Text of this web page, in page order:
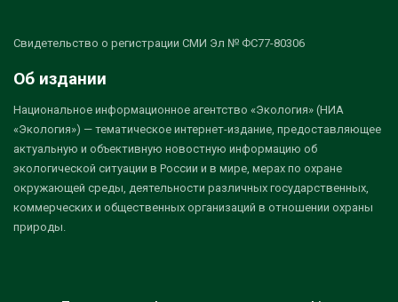
Свидетельство о регистрации СМИ Эл № ФС77-80306
Об издании
Национальное информационное агентство «Экология» (НИА
«Экология») — тематическое интернет-издание, предоставляющее
актуальную и объективную новостную информацию об
экологической ситуации в России и в мире, мерах по охране
окружающей среды, деятельности различных государственных,
коммерческих и общественных организаций в отношении охраны
природы.